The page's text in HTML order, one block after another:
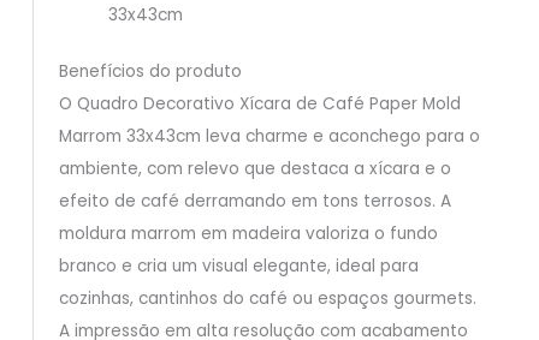
33x43cm
Benefícios do produto
O Quadro Decorativo Xícara de Café Paper Mold
Marrom 33x43cm leva charme e aconchego para o
ambiente, com relevo que destaca a xícara e o
efeito de café derramando em tons terrosos. A
moldura marrom em madeira valoriza o fundo
branco e cria um visual elegante, ideal para
cozinhas, cantinhos do café ou espaços gourmets.
A impressão em alta resolução com acabamento